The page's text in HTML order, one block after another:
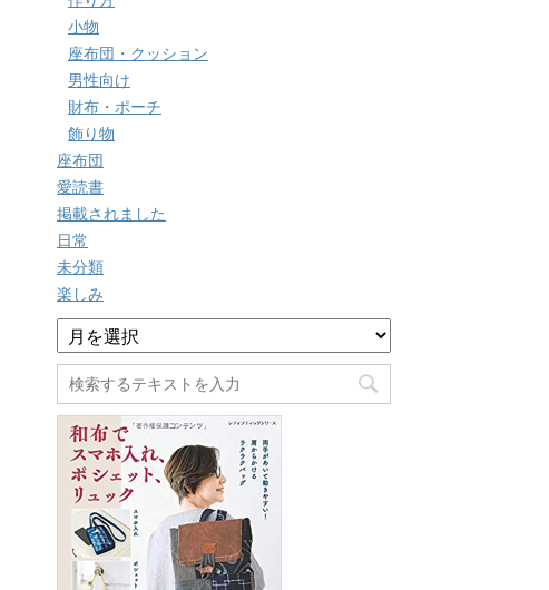
小物
座布団・クッション
男性向け
財布・ポーチ
飾り物
座布団
愛読書
掲載されました
日常
未分類
楽しみ
ア
ー
カ
イ
ブ